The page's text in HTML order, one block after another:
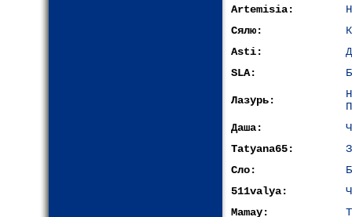
Artemisia:
Сялю:
Asti:
SLA:
Лазурь:
Даша:
Tatyana65:
Сло:
511valya:
Mamay: